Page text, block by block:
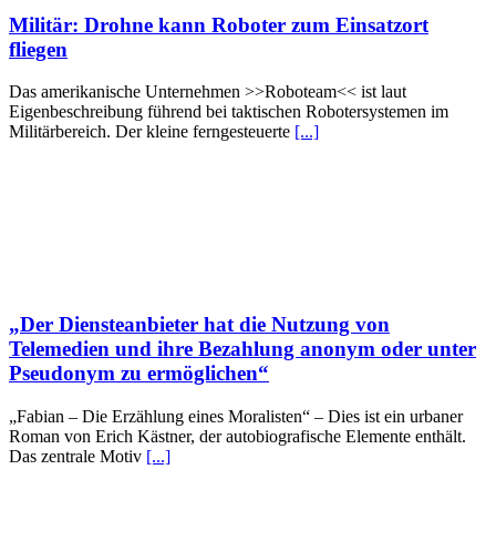
Militär: Drohne kann Roboter zum Einsatzort
fliegen
Das amerikanische Unternehmen >>Roboteam<< ist laut
Eigenbeschreibung führend bei taktischen Robotersystemen im
Militärbereich. Der kleine ferngesteuerte [...]
„Der Diensteanbieter hat die Nutzung von
Telemedien und ihre Bezahlung anonym oder unter
Pseudonym zu ermöglichen“
„Fabian – Die Erzählung eines Moralisten“ – Dies ist ein urbaner
Roman von Erich Kästner, der autobiografische Elemente enthält.
Das zentrale Motiv [...]